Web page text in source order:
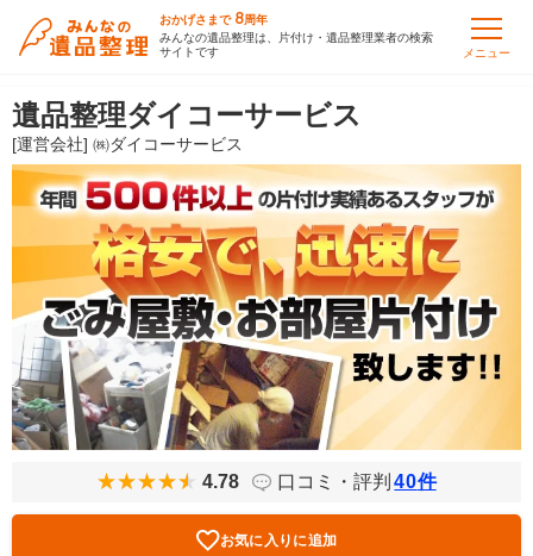
おかげさまで 8周年
みんなの遺品整理は、片付け・遺品整理業者の検索
サイトです
メニュー
遺品整理ダイコーサービス
[運営会社] ㈱ダイコーサービス
4.78 口コミ・評判 40件
お気に入りに追加